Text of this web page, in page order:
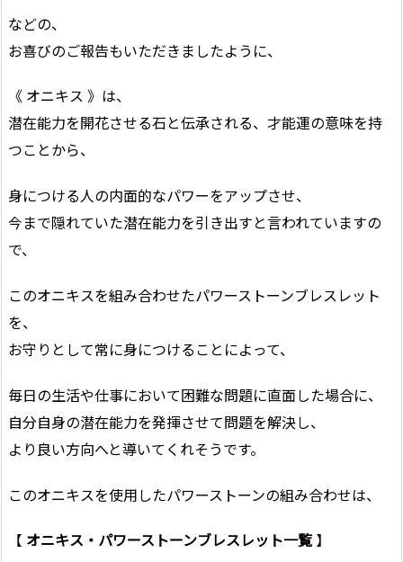
などの、
お喜びのご報告もいただきましたように、
《 オニキス 》は、
潜在能力を開花させる石と伝承される、才能運の意味を持
つことから、
身につける人の内面的なパワーをアップさせ、
今まで隠れていた潜在能力を引き出すと言われていますの
で、
このオニキスを組み合わせたパワーストーンブレスレット
を、
お守りとして常に身につけることによって、
毎日の生活や仕事において困難な問題に直面した場合に、
自分自身の潜在能力を発揮させて問題を解決し、
より良い方向へと導いてくれそうです。
このオニキスを使用したパワーストーンの組み合わせは、
【 オニキス・パワーストーンブレスレット一覧】